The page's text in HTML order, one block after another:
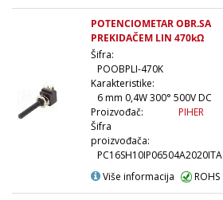
POTENCIOMETAR OBR.SA
PREKIDAČEM LIN 470kΩ
Šifra:
POOBPLI-470K
Karakteristike:
6 mm 0,4W 300° 500V DC
Proizvođač:
PIHER
Šifra
proizvođača:
PC16SH10IP06504A2020ITA
Više informacija
ROHS